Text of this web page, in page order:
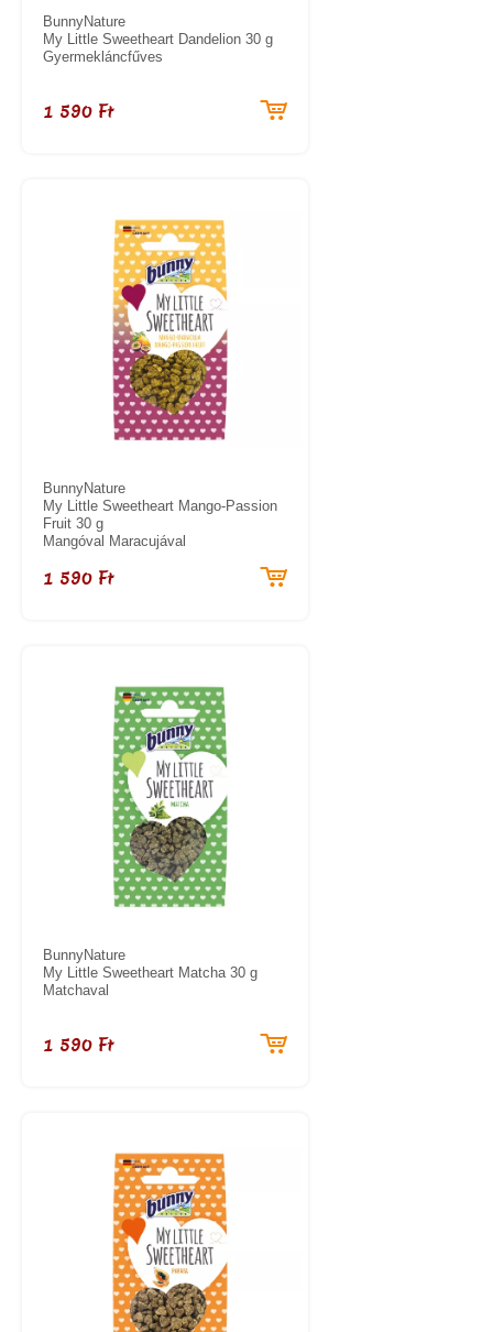
BunnyNature
My Little Sweetheart Dandelion 30 g
Gyermekláncfűves
1 590 Ft
BunnyNature
My Little Sweetheart Mango-Passion
Fruit 30 g
Mangóval Maracujával
1 590 Ft
BunnyNature
My Little Sweetheart Matcha 30 g
Matchaval
1 590 Ft